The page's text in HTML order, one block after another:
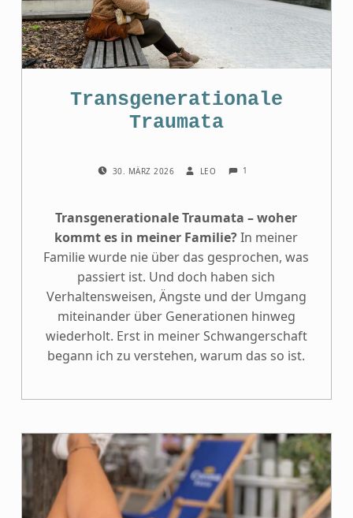
Transgenerationale
Traumata
30. MÄRZ 2026 LEO 1
Transgenerationale Traumata – woher
kommt es in meiner Familie?In meiner
Familie wurde nie über das gesprochen, was
passiert ist. Und doch haben sich
Verhaltensweisen, Ängste und der Umgang
miteinander über Generationen hinweg
wiederholt. Erst in meiner Schwangerschaft
begann ich zu verstehen, warum das so ist.